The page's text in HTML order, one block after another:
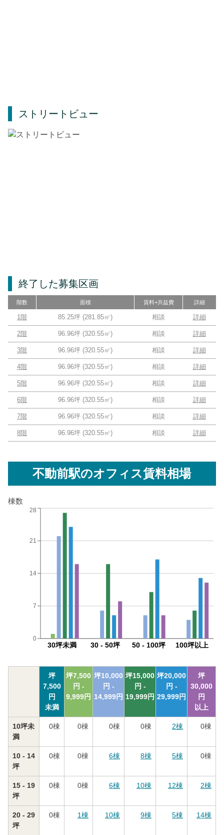
ストリートビュー
終了した募集区画
階数 面積 賃料+共益費 詳細
1階 85.25坪 (281.85㎡) 相談 詳細
2階 96.96坪 (320.55㎡) 相談 詳細
3階 96.96坪 (320.55㎡) 相談 詳細
4階 96.96坪 (320.55㎡) 相談 詳細
5階 96.96坪 (320.55㎡) 相談 詳細
6階 96.96坪 (320.55㎡) 相談 詳細
7階 96.96坪 (320.55㎡) 相談 詳細
8階 96.96坪 (320.55㎡) 相談 詳細
不動前駅のオフィス賃料相場
棟数
30坪未満 30 - 50坪 50 - 100坪 100坪以上
0
7
14
21
28
坪
7,500
円
未満
坪7,500
円 -
9,999円
坪10,000
円 -
14,999円
坪15,000
円 -
19,999円
坪20,000
円 -
29,999円
坪
30,000
円
以上
10坪未
満
0棟 0棟 0棟 0棟 2棟 0棟
10 - 14
坪
0棟 0棟 6棟 8棟 5棟 0棟
15 - 19
坪
0棟 0棟 6棟 10棟 12棟 2棟
20 - 29
坪
0棟 1棟 10棟 9棟 5棟 14棟